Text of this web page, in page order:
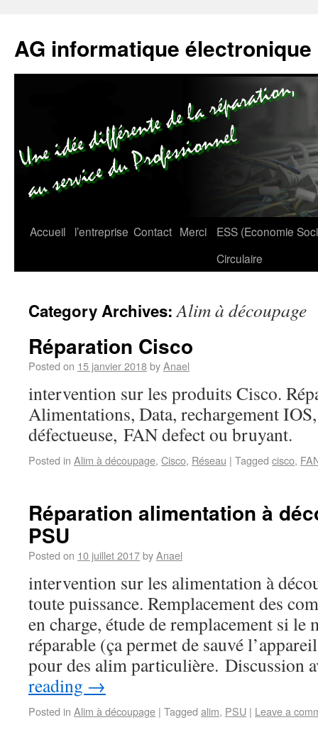
AG informatique électronique
Accueil l’entreprise Contact Merci
ESS (Economie
Circulaire
Category Archives:Alim à découpage
Réparation Cisco
Posted on 15 janvier 2018byAnael
intervention sur les produits Cisco.
Alimentations, Data, rechargement
défectueuse, FAN defect ou bruyant.
Posted in Alim à découpage, Cisco, Réseau | Tagged cisco,
Réparation alimentation à
PSU
Posted on 10 juillet 2017byAnael
intervention sur les alimentation à
toute puissance. Remplacement des
en charge, étude de remplacement si le
réparable (ça permet de sauvé
pour des alim particulière. Discussion
reading →
Posted in Alim à découpage | Tagged alim, PSU | Leave a